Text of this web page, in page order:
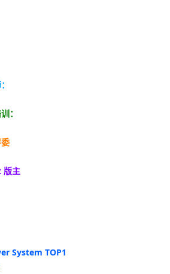
：
主
System TOP1